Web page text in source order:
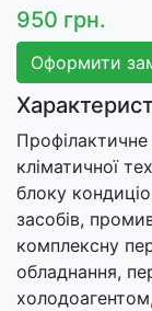
950 грн.
Оформити
Профілактичне
кліматичної
блоку
засобів,
комплексну
обладнання,